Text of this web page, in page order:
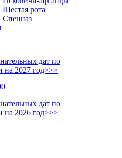
Шестая рота
Спецназ
дат по
на 2027 год>>>
дат по
на 2026 год>>>